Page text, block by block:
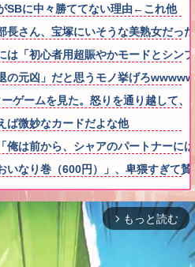
SBに中々勝ててない理由←これ他
長さん、宝塚にいそうな美熟女だっ
は「初心者用超賑やかモードとシン
の元凶」だと思うモノ挙げろ
ゲームを見た。怒りを通り越して、
ば微妙なカードだよな他
俺は前から、シャアのパートナーに
いなり巻（600円）」、卑猥すぎて
arrow_forward_ios もっと読む